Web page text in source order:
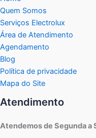
Quem Somos
Serviços Electrolux
Área de Atendimento
Agendamento
Blog
Política de privacidade
Mapa do Site
Atendimento
Atendemos de Segunda